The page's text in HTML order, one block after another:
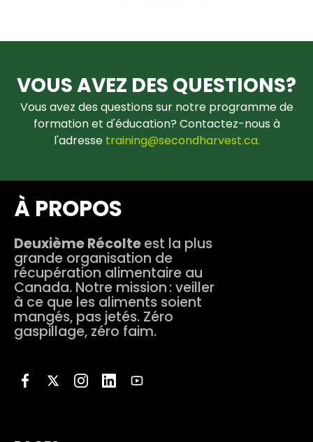
VOUS AVEZ DES QUESTIONS?
Vous avez des questions sur notre programme de
formation et d'éducation? Contactez-nous à
l'adresse training@secondharvest.ca.
À PROPOS
Deuxième Récolteest la plus
grande organisation de
récupération alimentaire au
Canada. Notre mission : veiller
à ce que les aliments soient
mangés, pas jetés. Zéro
gaspillage, zéro faim.